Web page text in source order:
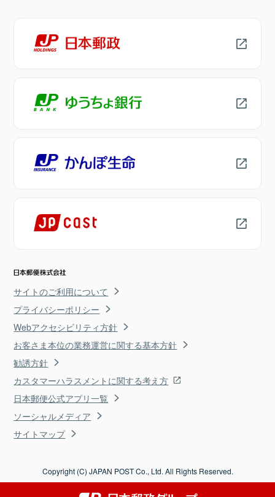
サイトのご利用について
プライバシーポリシー
Webアクセシビリティ方針
お客さま本位の業務運営に関する基本方針
勧誘方針
カスタマーハラスメントに関する考え方
日本郵便公式アプリ一覧
ソーシャルメディア
サイトマップ
Copyright (C) JAPAN POST Co., Ltd. All Rights Reserved.